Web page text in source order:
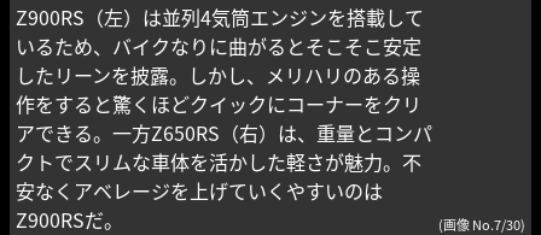
Z900RS（左）は並列4気筒エンジンを搭載して
いるため、バイクなりに曲がるとそこそこ安定
したリーンを披露。しかし、メリハリのある操
作をすると驚くほどクイックにコーナーをクリ
アできる。一方Z650RS（右）は、重量とコンパ
クトでスリムな車体を活かした軽さが魅力。不
安なくアベレージを上げていくやすいのは
Z900RSだ。
(画像 No.7/30)